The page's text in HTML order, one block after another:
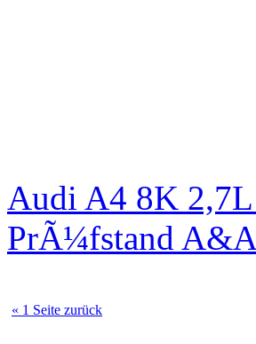
Audi A4 8K
PrÃ¼fstand
« 1 Seite zurück